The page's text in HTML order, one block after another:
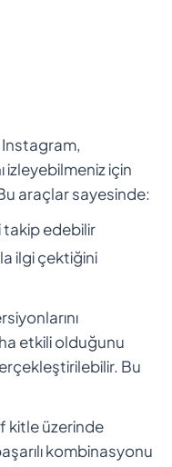
Instagram,
izleyebilmeniz için
araçlar sayesinde:
edebilir
ilgi çektiğini
etkili olduğunu
Bu
kitle üzerinde
kombinasyonu